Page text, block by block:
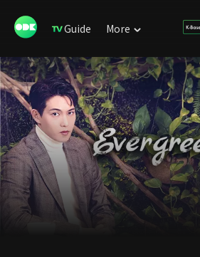
Guide More